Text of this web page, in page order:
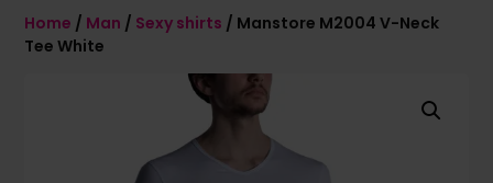
Home / Man / Sexy shirts / Manstore M2004 V-Neck
Tee White